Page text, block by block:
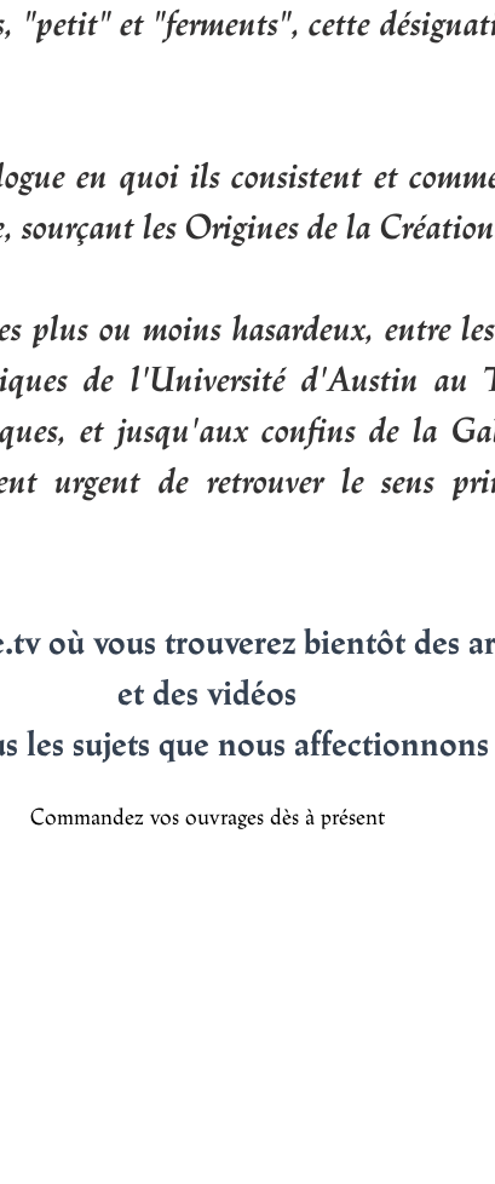
"petit" et "ferments", cette
en quoi ils consistent et
sourçant les Origines de la
plus ou moins hasardeux, entre
de l'Université d'Austin au
et jusqu'aux confins de la
urgent de retrouver le sens
où vous trouverez bientôt des
et des vidéos
les sujets que nous
Commandez vos ouvrages dès à présent